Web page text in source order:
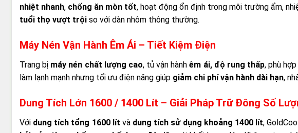
nhiệt nhanh, chống ăn mòn tốt, hoạt động ổn định trong môi trường ẩm,
tuổi thọ vượt trội so với dàn nhôm thông thường.
Máy Nén Vận Hành Êm Ái – Tiết Kiệm Điện
Trang bị máy nén chất lượng cao, tủ vận hànhêm ái, độ rung thấp, phù
làm lạnh mạnh nhưng tối ưu điện năng giúp giảm chi phí vận hành dài hạn,
Dung Tích Lớn 1600 / 1400 Lít – Giải Pháp Trữ Đông Số
Với dung tích tổng 1600 lít và dung tích sử dụng khoảng 1400 lít,